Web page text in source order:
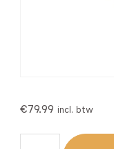
€79.99 incl. btw